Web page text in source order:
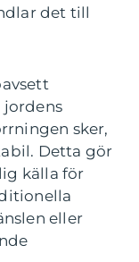
det till
sker,
Detta gör
källa för
eller